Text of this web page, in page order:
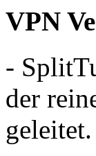
VPN
-
der
geleitet.